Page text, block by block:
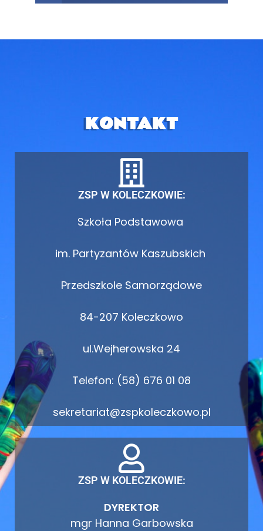
KONTAKT
ZSP W KOLECZKOWIE:
Szkoła Podstawowa
im. Partyzantów Kaszubskich
Przedszkole Samorządowe
84-207 Koleczkowo
ul.Wejherowska 24
Telefon: (58) 676 01 08
sekretariat@zspkoleczkowo.pl
ZSP W KOLECZKOWIE:
DYREKTOR
mgr Hanna Garbowska